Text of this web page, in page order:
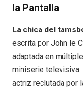
la Pantalla
La chica del
escrita por John le
adaptada en
miniserie televisiva.
actriz reclutada por